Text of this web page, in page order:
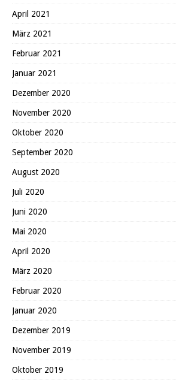
April 2021
März 2021
Februar 2021
Januar 2021
Dezember 2020
November 2020
Oktober 2020
September 2020
August 2020
Juli 2020
Juni 2020
Mai 2020
April 2020
März 2020
Februar 2020
Januar 2020
Dezember 2019
November 2019
Oktober 2019